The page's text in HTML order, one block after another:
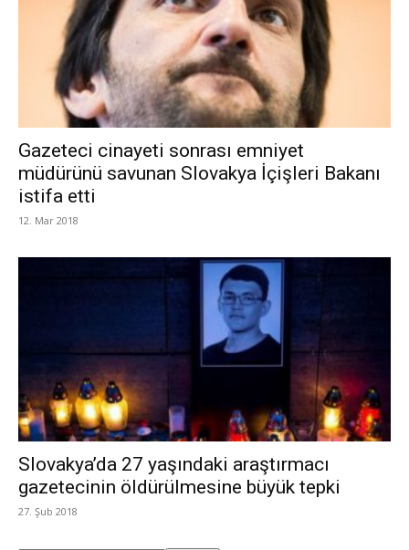
Gazeteci cinayeti sonrası emniyet
müdürünü savunan Slovakya İçişleri Bakanı
istifa etti
12. Mar 2018
Slovakya’da 27 yaşındaki araştırmacı
gazetecinin öldürülmesine büyük tepki
27. Şub 2018